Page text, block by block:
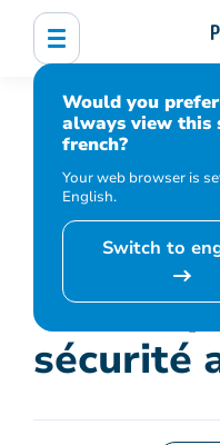
Would you
always view this
french?
Your web browser is
English.
Switch to
Accueil Organisation
médias
Actualités
travail
Grands
sécurité